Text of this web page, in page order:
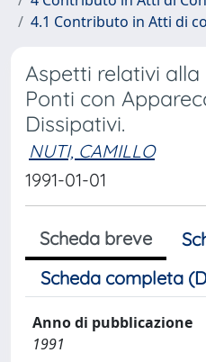
4.1 Contributo in Atti di
Aspetti relativi
Ponti con
Dissipativi.
NUTI, CAMILLO
1991-01-01
Scheda breve
Scheda completa
Anno di pubblicazione
1991